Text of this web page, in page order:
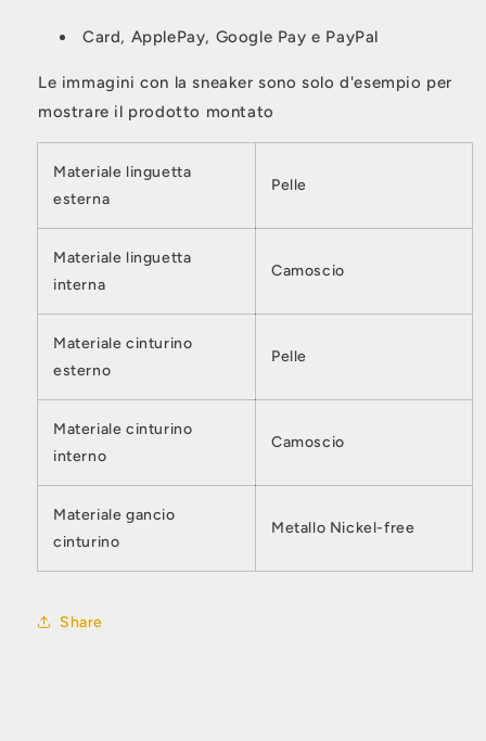
Card, ApplePay, Google Pay e PayPal
Le immagini con la sneaker sono solo d'esempio per
mostrare il prodotto montato
Materiale linguetta
esterna
Pelle
Materiale linguetta
interna
Camoscio
Materiale cinturino
esterno
Pelle
Materiale cinturino
interno
Camoscio
Materiale gancio
cinturino
Metallo Nickel-free
Share